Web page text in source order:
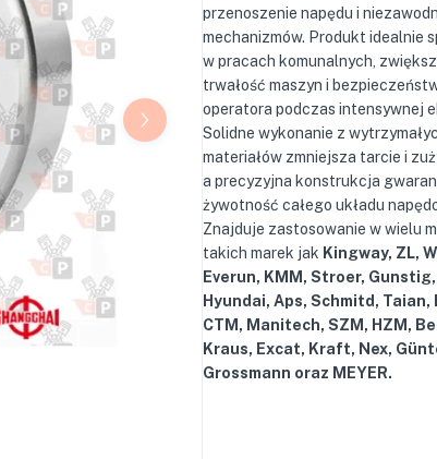
przenoszenie napędu i
mechanizmów. Produkt idealnie
w pracach komunalnych,
trwałość maszyn i
operatora podczas intensywnej
Solidne wykonanie z
materiałów zmniejsza tarcie i
a precyzyjna konstrukcja
żywotność całego układu
Znajduje zastosowanie w wielu
takich marek jak Kingway, ZL,
Everun, KMM, Stroer,
Hyundai, Aps, Schmitd, Taian,
CTM, Manitech, SZM, HZM,
Kraus, Excat, Kraft, Nex,
Grossmann oraz MEYER.